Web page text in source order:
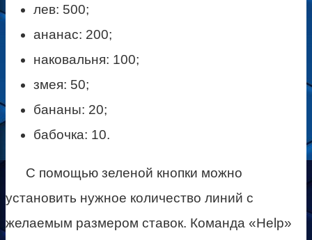
лев: 500;
ананас: 200;
наковальня: 100;
змея: 50;
бананы: 20;
бабочка: 10.
С помощью зеленой кнопки можно
установить нужное количество линий с
желаемым размером ставок. Команда «Help»